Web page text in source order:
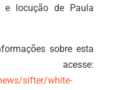
e locução de Paula
sobre esta
sifter/white-